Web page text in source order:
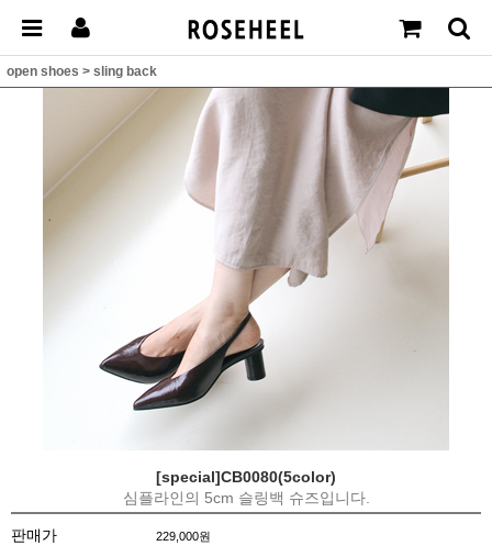
open shoes > sling back
[special]CB0080(5color)
심플라인의 5cm 슬링백 슈즈입니다.
판매가 229,000원